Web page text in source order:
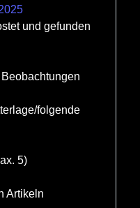
und gefunden
folgende
5)
Artikeln